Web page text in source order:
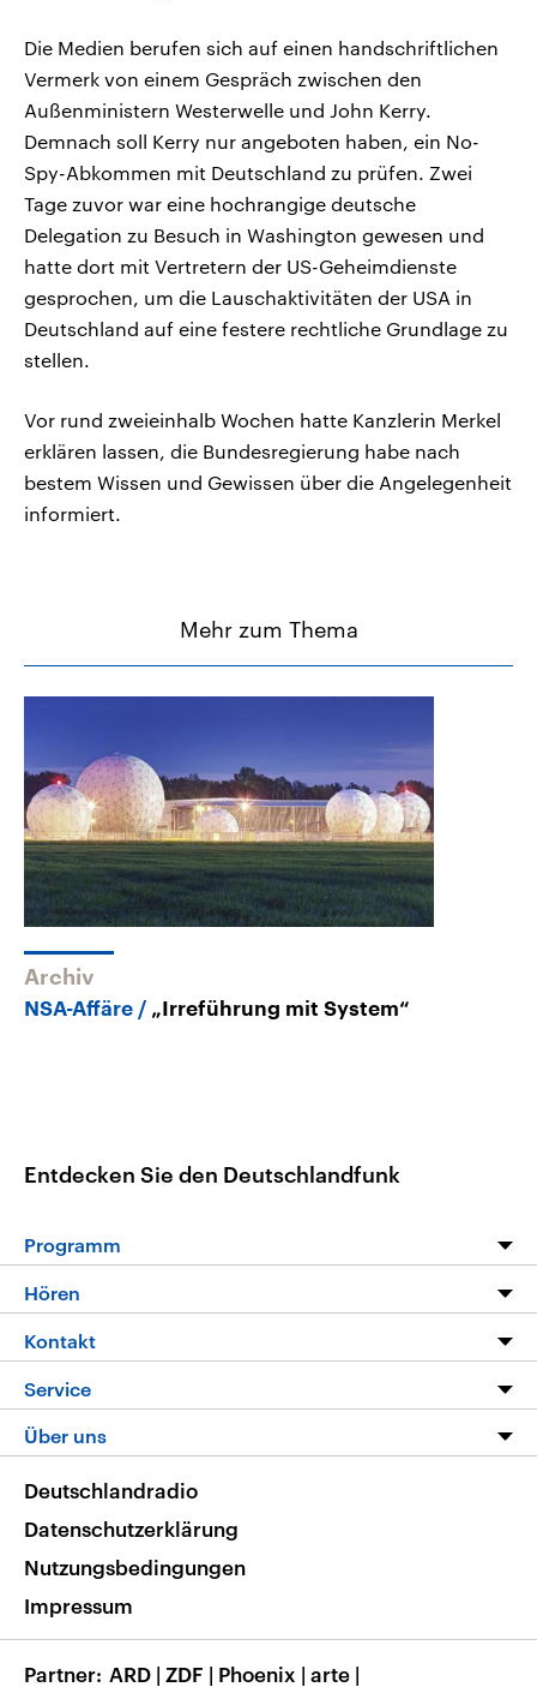
Die Medien berufen sich auf einen handschriftlichen
Vermerk von einem Gespräch zwischen den
Außenministern Westerwelle und John Kerry.
Demnach soll Kerry nur angeboten haben, ein No-
Spy-Abkommen mit Deutschland zu prüfen. Zwei
Tage zuvor war eine hochrangige deutsche
Delegation zu Besuch in Washington gewesen und
hatte dort mit Vertretern der US-Geheimdienste
gesprochen, um die Lauschaktivitäten der USA in
Deutschland auf eine festere rechtliche Grundlage zu
stellen.
Vor rund zweieinhalb Wochen hatte Kanzlerin Merkel
erklären lassen, die Bundesregierung habe nach
bestem Wissen und Gewissen über die Angelegenheit
informiert.
Mehr zum Thema
Archiv
NSA-Affäre „Irreführung mit System“
Entdecken Sie den Deutschlandfunk
Programm
Die Nachrichten
Nachrichtenleicht
Neue Beiträge auf dlf.de
Hören
Livestream
Podcasts
Deutschlandfunk App
Nachrichten App
Frequenzen
Kontakt
Service
FAQ
Veranstaltungen
Musikliste
RSS
Über uns
Barrierefreiheit
Deutschlandradio
Datenschutzerklärung
Nutzungsbedingungen
Impressum
Partner ARD | ZDF | Phoenix | arte |